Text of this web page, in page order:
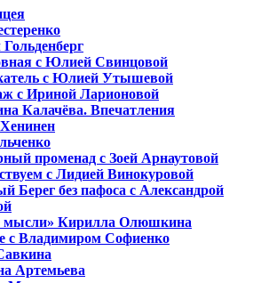
с Юлией Свинцовой
с Юлией Утышевой
с Ириной Ларионовой
Калачёва. Впечатления
променад с Зоей Арнаутовой
с Лидией Винокуровой
Берег без пафоса с Александрой
мысли» Кирилла Олюшкина
с Владимиром Софиенко
Артемьева